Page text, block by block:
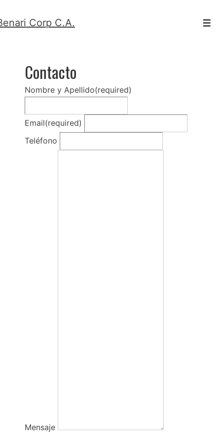
Saltar
principal
Corp C.A.
Contacto
Nombre y Apellido(required)
Email(required)
Teléfono
Mensaje